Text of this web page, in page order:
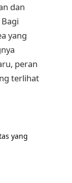
dan
yang
peran
terlihat
yang